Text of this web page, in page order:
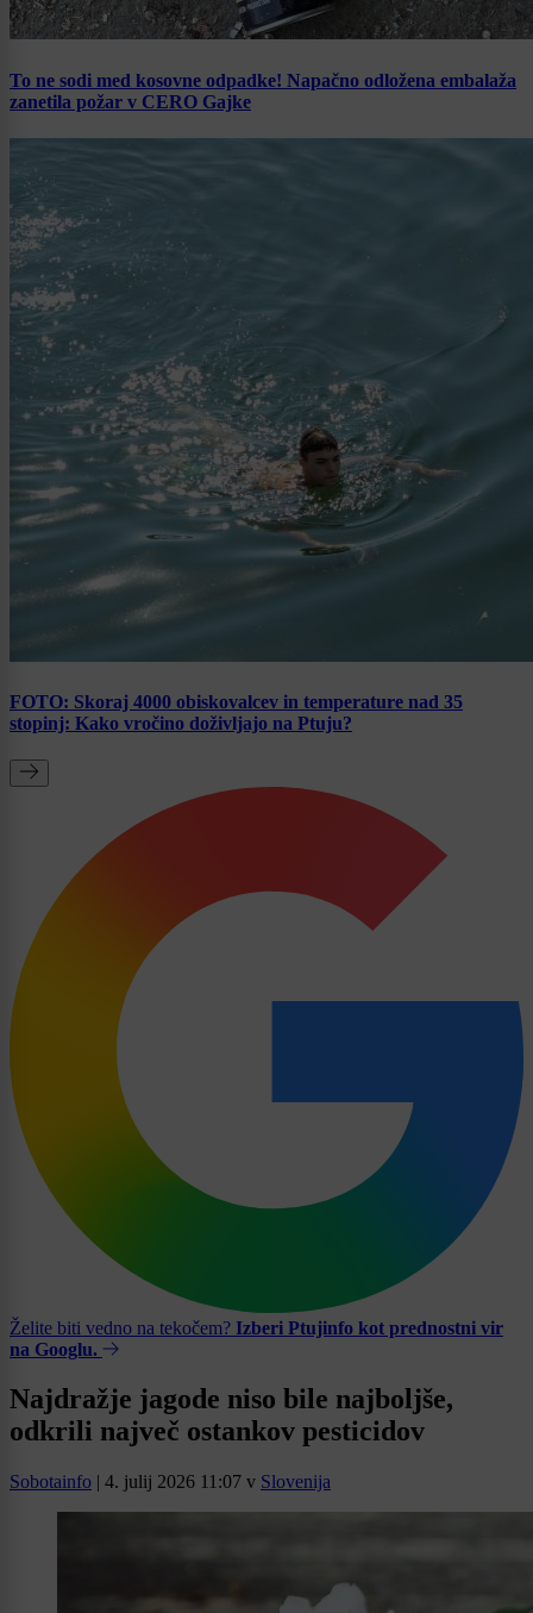
To ne sodi med kosovne odpadke! Napačno odložena embalaža
zanetila požar v CERO Gajke
FOTO: Skoraj 4000 obiskovalcev in temperature nad 35
stopinj: Kako vročino doživljajo na Ptuju?
Želite biti vedno na tekočem? Izberi Ptujinfo kot prednostni vir
na Googlu.
Najdražje jagode niso bile najboljše,
odkrili največ ostankov pesticidov
Sobotainfo | 4. julij 2026 11:07 v Slovenija